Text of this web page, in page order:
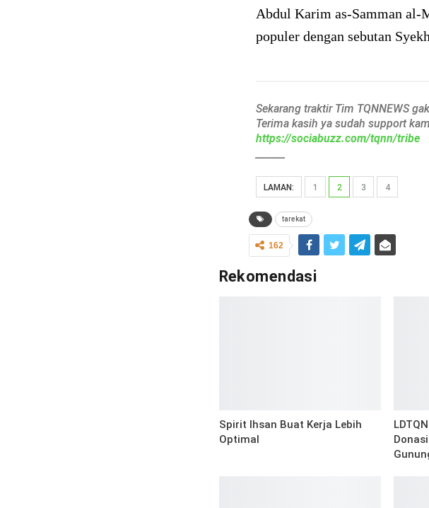
Abdul Karim as-Samman al-
populer dengan sebutan
Sekarang traktir Tim TQNNEWS
Terima kasih ya sudah support
https://sociabuzz.com/tqnn/tribe
LAMAN: 1 2 3 4
tarekat
162
Rekomendasi
Spirit Ihsan Buat Kerja Lebih
Optimal